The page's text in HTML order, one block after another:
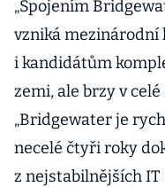
„Spojením
vzniká
i kandidátům
zemi, ale brzy v celé
„Bridgewater je
necelé čtyři roky
z nejstabilnějších